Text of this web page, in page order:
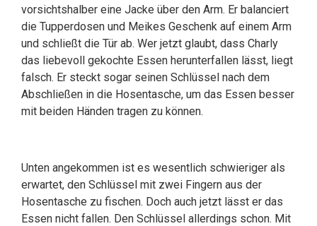
vorsichtshalber eine Jacke über den Arm. Er balanciert
die Tupperdosen und Meikes Geschenk auf einem Arm
und schließt die Tür ab. Wer jetzt glaubt, dass Charly
das liebevoll gekochte Essen herunterfallen lässt, liegt
falsch. Er steckt sogar seinen Schlüssel nach dem
Abschließen in die Hosentasche, um das Essen besser
mit beiden Händen tragen zu können.
Unten angekommen ist es wesentlich schwieriger als
erwartet, den Schlüssel mit zwei Fingern aus der
Hosentasche zu fischen. Doch auch jetzt lässt er das
Essen nicht fallen. Den Schlüssel allerdings schon. Mit